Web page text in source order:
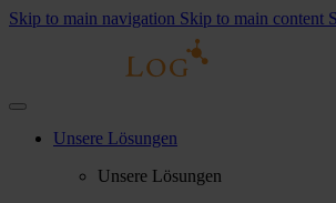
Skip to main navigation Skip to main content
Unsere Lösungen
Unsere Lösungen